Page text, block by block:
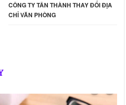
CÔNG TY TÂN THÀNH THAY ĐỔI ĐỊA
CHỈ VĂN PHÒNG